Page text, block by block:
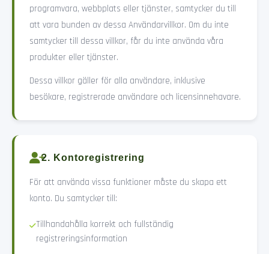
programvara, webbplats eller tjänster, samtycker du till
att vara bunden av dessa Användarvillkor. Om du inte
samtycker till dessa villkor, får du inte använda våra
produkter eller tjänster.
Dessa villkor gäller för alla användare, inklusive
besökare, registrerade användare och licensinnehavare.
2. Kontoregistrering
För att använda vissa funktioner måste du skapa ett
konto. Du samtycker till:
Tillhandahålla korrekt och fullständig
registreringsinformation